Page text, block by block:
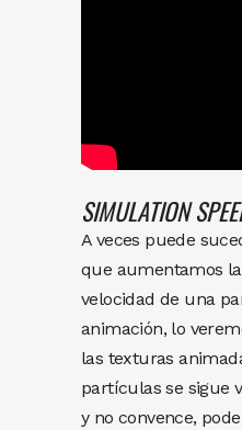
SIMULATION
A veces puede
que aumentamos
velocidad de una
animación, lo
las texturas
partículas se sigue
y no convence,